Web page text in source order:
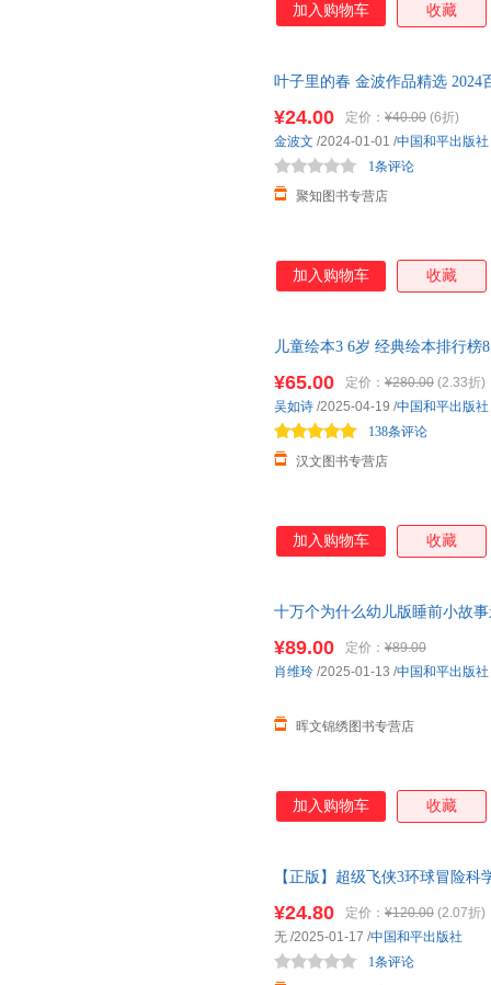
加入购物车 收藏
叶子里的春 金波作品精选 2024
¥24.00 定价： ¥40.00 (6折)
聚知图书专营店
1条评论
金波文 /2024-01-01 /中国和平出版社
加入购物车 收藏
儿童绘本3 6岁 经典绘本排行
念养成启蒙早教书 7个主题故
¥65.00 定价： ¥280.00 (2.33折)
汉文图书专营店
138条评论
吴如诗 /2025-04-19 /中国和平出版社
加入购物车 收藏
十万个为什么幼儿版睡前小故
¥89.00 定价： ¥89.00
晖文锦绣图书专营店
肖维玲 /2025-01-13 /中国和平出版社
加入购物车 收藏
【正版】超级飞侠3环球冒险
¥24.80 定价： ¥120.00 (2.07折)
1条评论
无 /2025-01-17 /中国和平出版社